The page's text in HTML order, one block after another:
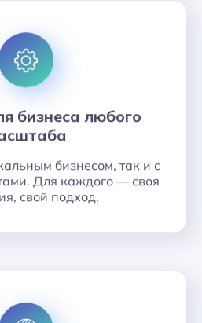
бизнеса любого
бизнесом, так и с
Для каждого — своя